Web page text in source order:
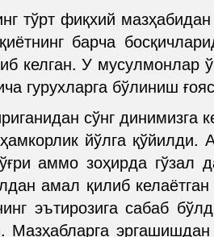
тўрт фиқхий
барча
келган. У мусулмонлар
гурухларга бўлиниш
сўнг
йўлга
аммо зоҳирда гўзал
амал қилиб
эътирозига сабаб